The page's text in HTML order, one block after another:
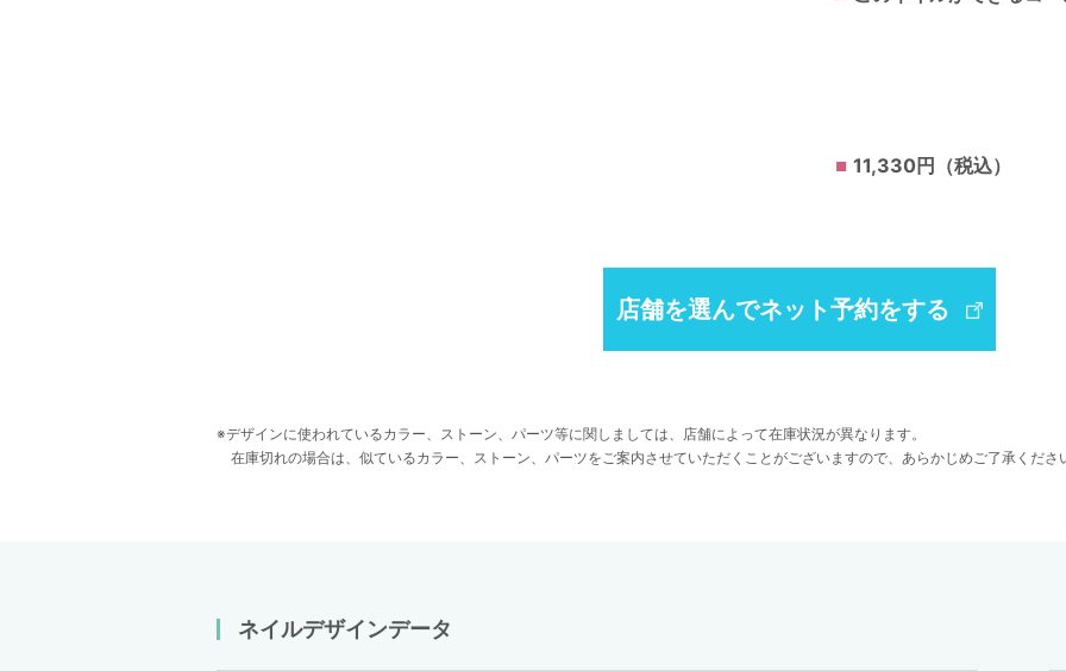
11,330円（税込）
店舗を選んでネット予約をする
デザインに使われているカラー、ストーン、パーツ等に関しましては、店舗によって在庫状況が異なります。
在庫切れの場合は、似ているカラー、ストーン、パーツをご案内させていただくことがございますので、あらかじめご了承くださ
ネイルデザインデータ